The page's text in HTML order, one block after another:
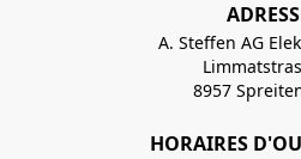
A. Steffen AG
8957
HORAIRES